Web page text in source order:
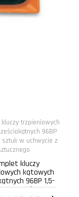
kluczy
kątowych
96BP 1,5-
9 sztuk w